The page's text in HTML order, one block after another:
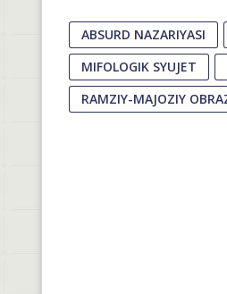
ABSURD NAZARIYASI
MIFOLOGIK SYUJET
RAMZIY-MAJOZIY